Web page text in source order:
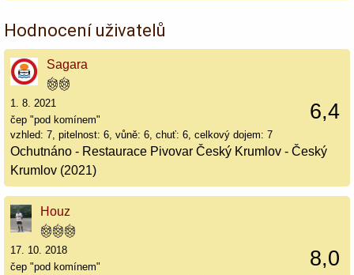
Hodnocení uživatelů
Sagara
6,4
1. 8. 2021
čep "pod komínem"
vzhled: 7, pitelnost: 6, vůně: 6, chuť: 6, celkový dojem: 7
Ochutnáno - Restaurace Pivovar Český Krumlov - Český
Krumlov (2021)
Houz
8,0
17. 10. 2018
čep "pod komínem"